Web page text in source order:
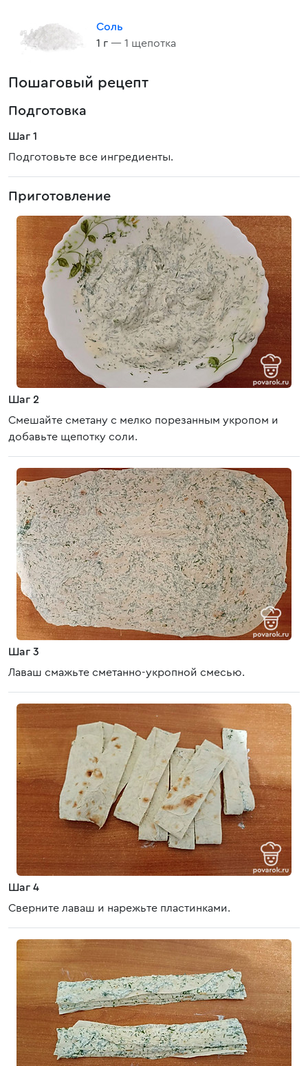
Соль
1 г — 1 щепотка
Пошаговый рецепт
Подготовка
Шаг 1
Подготовьте все ингредиенты.
Приготовление
Шаг 2
Смешайте сметану с мелко порезанным укропом и
добавьте щепотку соли.
Шаг 3
Лаваш смажьте сметанно-укропной смесью.
Шаг 4
Сверните лаваш и нарежьте пластинками.